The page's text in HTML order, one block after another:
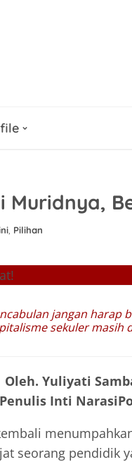
Muridnya,
Pilihan
jangan harap
sekuler masih
Oleh. Yuliyati
Inti
seorang pendidik